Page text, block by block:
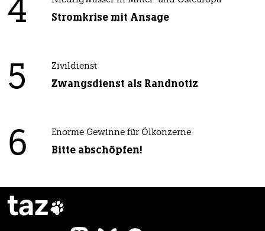
4 Stromkrise mit Ansage
5 Zivildienst
Zwangsdienst als Randnotiz
6 Enorme Gewinne für Ölkonzerne
Bitte abschöpfen!
taz